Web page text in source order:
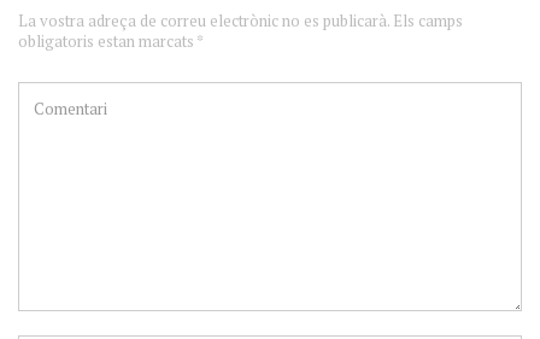
La vostra adreça de correu electrònic no es publicarà. Els camps
obligatoris estan marcats *